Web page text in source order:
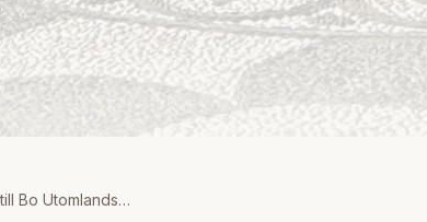
Välkommen till Bo Utomlands – hitta hem direkt